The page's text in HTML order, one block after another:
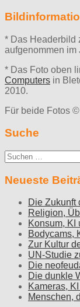
* Das Headerbild
aufgenommen im
* Das Foto oben
Computers in
2010.
Für beide Fotos
Suche
Suche
nach:
Neueste
Die Zukunft
Religion,
Konsum, KI
Bodycams,
Zur Kultur
UN-Studie
Die
Die dunkle
Kameras,
Menschen,